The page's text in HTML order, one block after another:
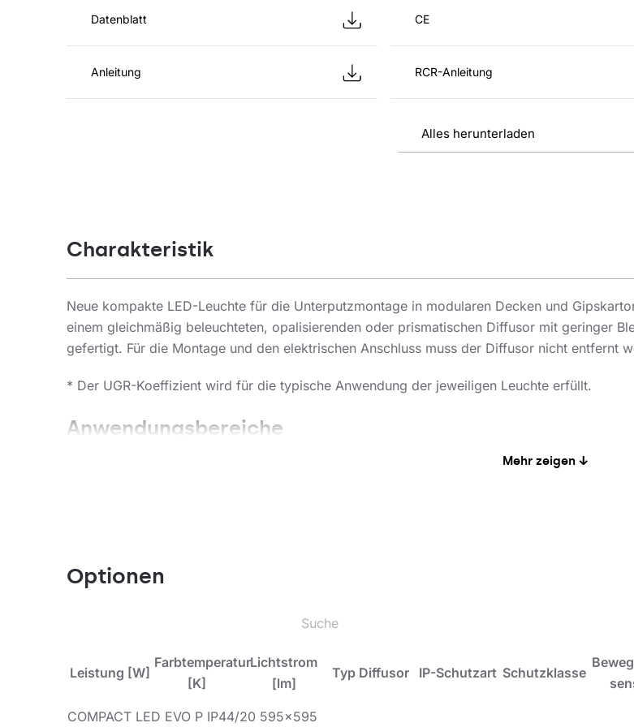
Datenblatt CE
Anleitung RCR-Anleitung
Alles herunterladen
Charakteristik
Neue kompakte LED-Leuchte für die Unterputzmontage in modularen Decken und
einem gleichmäßig beleuchteten, opalisierenden oder prismatischen Diffusor mit geringer
gefertigt. Für die Montage und den elektrischen Anschluss muss der Diffusor nicht entfernt
* Der UGR-Koeffizient wird für die typische Anwendung der jeweiligen Leuchte erfüllt.
Anwendungsbereiche
Andere Produkte aus der Compact LED-Familie
Mehr zeigen ↓
Optionen
Leistung [W]
Farbtemperatur
[K]
Lichtstrom
[lm]
Typ Diffusor IP-Schutzart Schutzklasse
COMPACT LED EVO P IP44/20 595x595